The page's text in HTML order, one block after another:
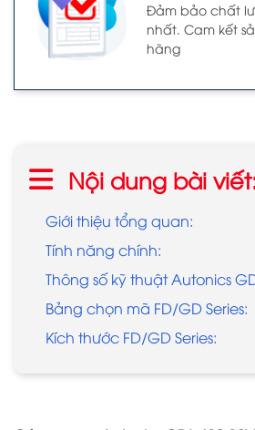
Đảm bảo chất
nhất. Cam kết
hãng
Nội dung bài
Giới thiệu tổng quan:
Tính năng chính:
Thông số kỹ thuật Autonics
Bảng chọn mã FD/GD Series:
Kích thước FD/GD Series: